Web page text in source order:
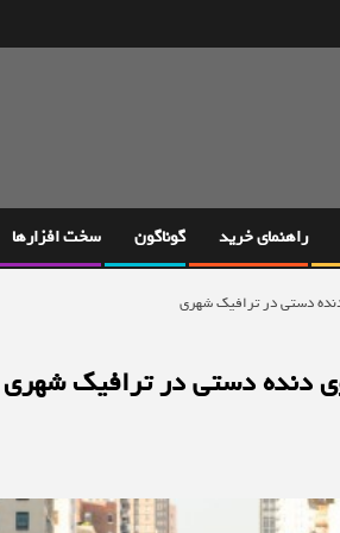
راهنمای خرید گوناگون سخت افزارها